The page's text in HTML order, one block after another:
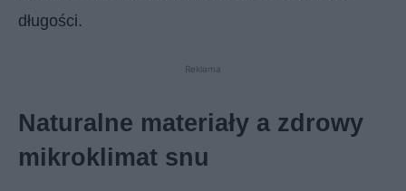
długości.
Reklama
Naturalne materiały a zdrowy
mikroklimat snu